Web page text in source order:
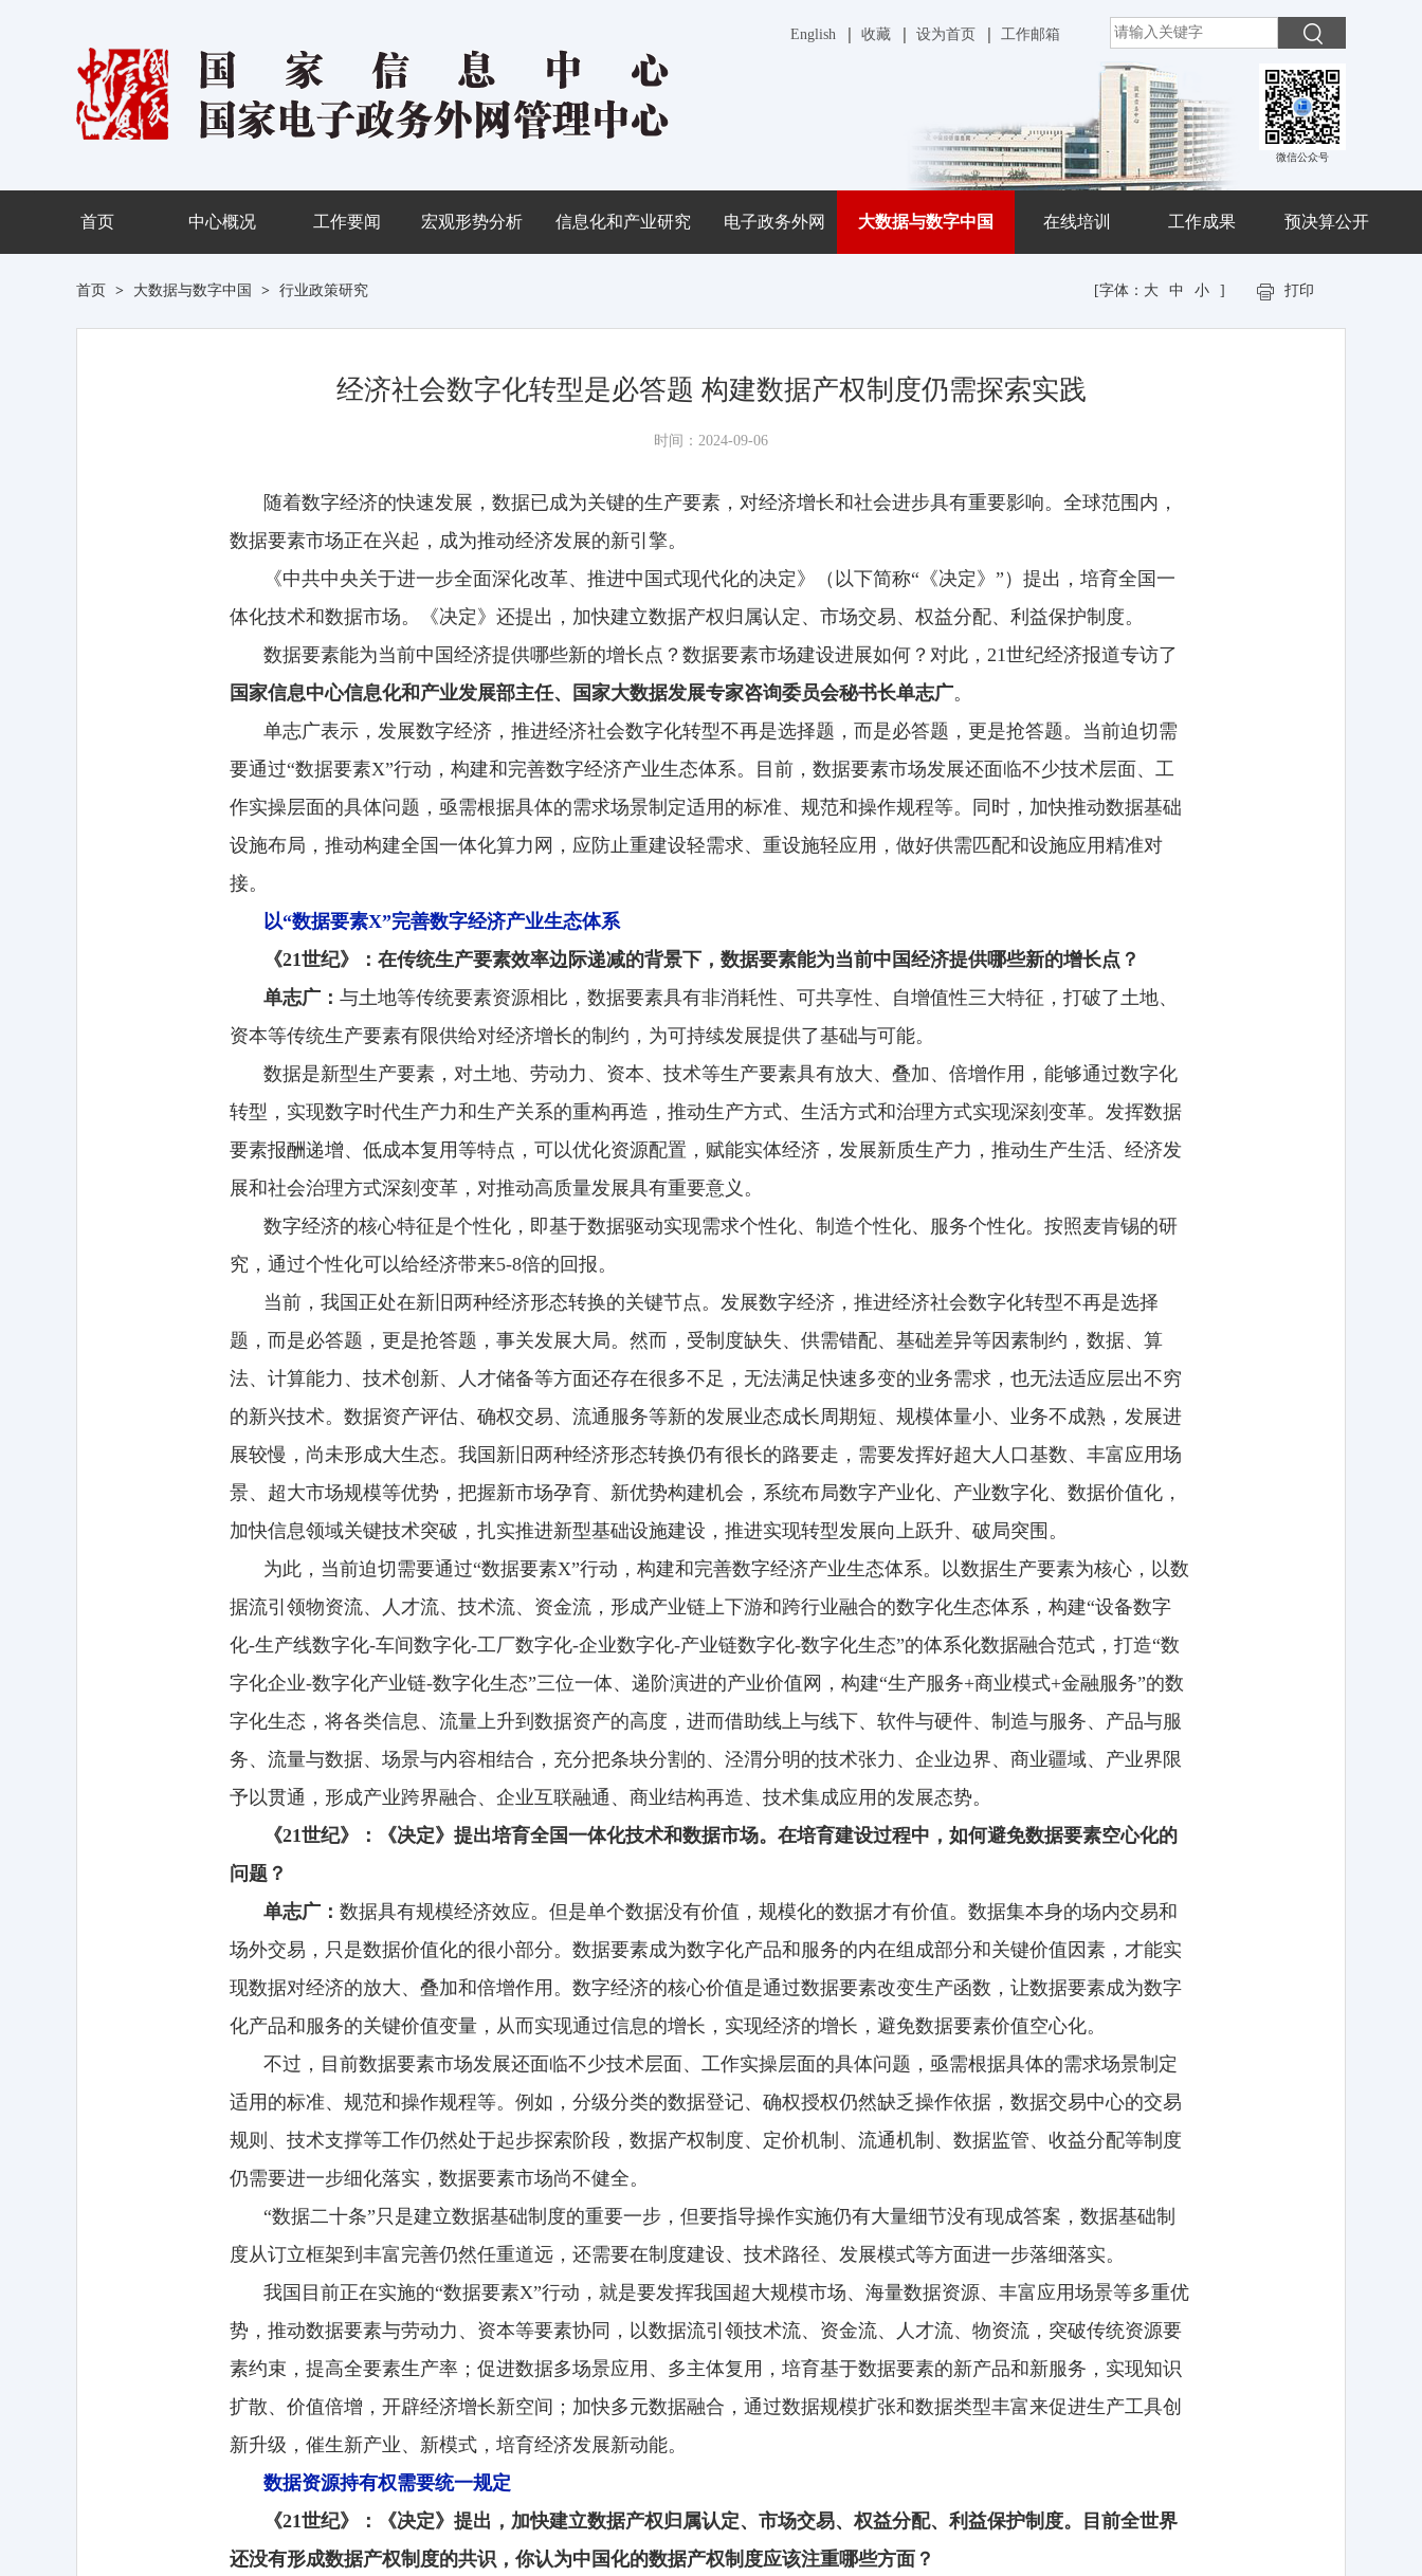
English 收藏 设为首页 工作邮箱
微信公众号
首页 中心概况 工作要闻 宏观形势分析 信息化和产业研究 电子政务外网 大数据与数字中国 在线培训 工作成果 预决算公开
首页 > 大数据与数字中国 > 行业政策研究 [字体： 大 中 小 ] 打印
经济社会数字化转型是必答题 构建数据产权制度仍需探索实践
时间：2024-09-06
随着数字经济的快速发展，数据已成为关键的生产要素，对经济增长和社会进步具有重要影响。全球范围内，
数据要素市场正在兴起，成为推动经济发展的新引擎。
《中共中央关于进一步全面深化改革、推进中国式现代化的决定》（以下简称“《决定》”）提出，培育全国一
体化技术和数据市场。《决定》还提出，加快建立数据产权归属认定、市场交易、权益分配、利益保护制度。
数据要素能为当前中国经济提供哪些新的增长点？数据要素市场建设进展如何？对此，21世纪经济报道专访了
国家信息中心信息化和产业发展部主任、国家大数据发展专家咨询委员会秘书长单志广。
单志广表示，发展数字经济，推进经济社会数字化转型不再是选择题，而是必答题，更是抢答题。当前迫切需
要通过“数据要素X”行动，构建和完善数字经济产业生态体系。目前，数据要素市场发展还面临不少技术层面、工
作实操层面的具体问题，亟需根据具体的需求场景制定适用的标准、规范和操作规程等。同时，加快推动数据基础
设施布局，推动构建全国一体化算力网，应防止重建设轻需求、重设施轻应用，做好供需匹配和设施应用精准对
接。
以“数据要素X”完善数字经济产业生态体系
《21世纪》：在传统生产要素效率边际递减的背景下，数据要素能为当前中国经济提供哪些新的增长点？
单志广： 与土地等传统要素资源相比，数据要素具有非消耗性、可共享性、自增值性三大特征，打破了土地、
资本等传统生产要素有限供给对经济增长的制约，为可持续发展提供了基础与可能。
数据是新型生产要素，对土地、劳动力、资本、技术等生产要素具有放大、叠加、倍增作用，能够通过数字化
转型，实现数字时代生产力和生产关系的重构再造，推动生产方式、生活方式和治理方式实现深刻变革。发挥数据
要素报酬递增、低成本复用等特点，可以优化资源配置，赋能实体经济，发展新质生产力，推动生产生活、经济发
展和社会治理方式深刻变革，对推动高质量发展具有重要意义。
数字经济的核心特征是个性化，即基于数据驱动实现需求个性化、制造个性化、服务个性化。按照麦肯锡的研
究，通过个性化可以给经济带来5-8倍的回报。
当前，我国正处在新旧两种经济形态转换的关键节点。发展数字经济，推进经济社会数字化转型不再是选择
题，而是必答题，更是抢答题，事关发展大局。然而，受制度缺失、供需错配、基础差异等因素制约，数据、算
法、计算能力、技术创新、人才储备等方面还存在很多不足，无法满足快速多变的业务需求，也无法适应层出不穷
的新兴技术。数据资产评估、确权交易、流通服务等新的发展业态成长周期短、规模体量小、业务不成熟，发展进
展较慢，尚未形成大生态。我国新旧两种经济形态转换仍有很长的路要走，需要发挥好超大人口基数、丰富应用场
景、超大市场规模等优势，把握新市场孕育、新优势构建机会，系统布局数字产业化、产业数字化、数据价值化，
加快信息领域关键技术突破，扎实推进新型基础设施建设，推进实现转型发展向上跃升、破局突围。
为此，当前迫切需要通过“数据要素X”行动，构建和完善数字经济产业生态体系。以数据生产要素为核心，以数
据流引领物资流、人才流、技术流、资金流，形成产业链上下游和跨行业融合的数字化生态体系，构建“设备数字
化-生产线数字化-车间数字化-工厂数字化-企业数字化-产业链数字化-数字化生态”的体系化数据融合范式，打造“数
字化企业-数字化产业链-数字化生态”三位一体、递阶演进的产业价值网，构建“生产服务+商业模式+金融服务”的数
字化生态，将各类信息、流量上升到数据资产的高度，进而借助线上与线下、软件与硬件、制造与服务、产品与服
务、流量与数据、场景与内容相结合，充分把条块分割的、泾渭分明的技术张力、企业边界、商业疆域、产业界限
予以贯通，形成产业跨界融合、企业互联融通、商业结构再造、技术集成应用的发展态势。
《21世纪》：《决定》提出培育全国一体化技术和数据市场。在培育建设过程中，如何避免数据要素空心化的
问题？
单志广： 数据具有规模经济效应。但是单个数据没有价值，规模化的数据才有价值。数据集本身的场内交易和
场外交易，只是数据价值化的很小部分。数据要素成为数字化产品和服务的内在组成部分和关键价值因素，才能实
现数据对经济的放大、叠加和倍增作用。数字经济的核心价值是通过数据要素改变生产函数，让数据要素成为数字
化产品和服务的关键价值变量，从而实现通过信息的增长，实现经济的增长，避免数据要素价值空心化。
不过，目前数据要素市场发展还面临不少技术层面、工作实操层面的具体问题，亟需根据具体的需求场景制定
适用的标准、规范和操作规程等。例如，分级分类的数据登记、确权授权仍然缺乏操作依据，数据交易中心的交易
规则、技术支撑等工作仍然处于起步探索阶段，数据产权制度、定价机制、流通机制、数据监管、收益分配等制度
仍需要进一步细化落实，数据要素市场尚不健全。
“数据二十条”只是建立数据基础制度的重要一步，但要指导操作实施仍有大量细节没有现成答案，数据基础制
度从订立框架到丰富完善仍然任重道远，还需要在制度建设、技术路径、发展模式等方面进一步落细落实。
我国目前正在实施的“数据要素X”行动，就是要发挥我国超大规模市场、海量数据资源、丰富应用场景等多重优
势，推动数据要素与劳动力、资本等要素协同，以数据流引领技术流、资金流、人才流、物资流，突破传统资源要
素约束，提高全要素生产率；促进数据多场景应用、多主体复用，培育基于数据要素的新产品和新服务，实现知识
扩散、价值倍增，开辟经济增长新空间；加快多元数据融合，通过数据规模扩张和数据类型丰富来促进生产工具创
新升级，催生新产业、新模式，培育经济发展新动能。
数据资源持有权需要统一规定
《21世纪》：《决定》提出，加快建立数据产权归属认定、市场交易、权益分配、利益保护制度。目前全世界
还没有形成数据产权制度的共识，你认为中国化的数据产权制度应该注重哪些方面？